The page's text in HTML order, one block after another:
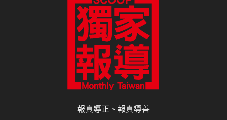
報真導正、報真導善